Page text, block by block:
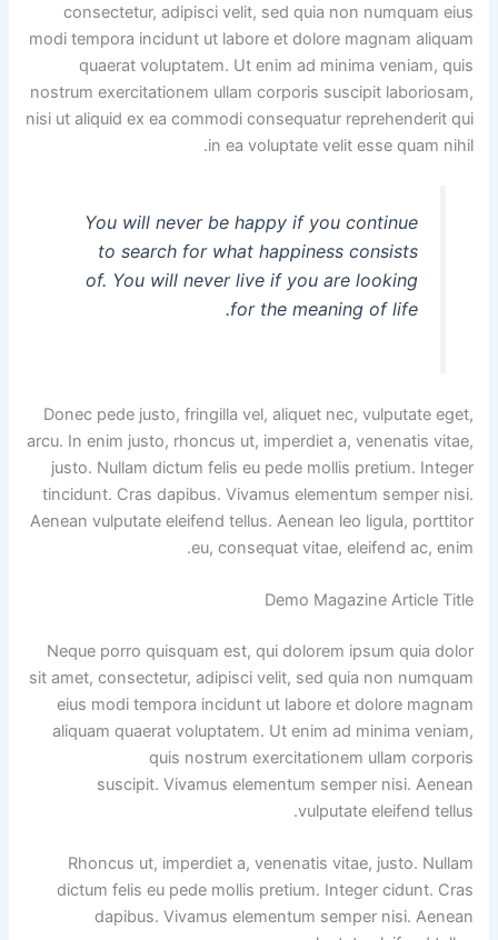
consectetur, adipisci velit, sed quia non numquam eius
modi tempora incidunt ut labore et dolore magnam aliquam
quaerat voluptatem. Ut enim ad minima veniam, quis
nostrum exercitationem ullam corporis suscipit laboriosam,
nisi ut aliquid ex ea commodi consequatur reprehenderit qui
in ea voluptate velit esse quam nihil.
You will never be happy if you continue
to search for what happiness consists
of. You will never live if you are looking
for the meaning of life.
Donec pede justo, fringilla vel, aliquet nec, vulputate eget,
arcu. In enim justo, rhoncus ut, imperdiet a, venenatis vitae,
justo. Nullam dictum felis eu pede mollis pretium. Integer
tincidunt. Cras dapibus. Vivamus elementum semper nisi.
Aenean vulputate eleifend tellus. Aenean leo ligula, porttitor
eu, consequat vitae, eleifend ac, enim.
Demo Magazine Article Title
Neque porro quisquam est, qui dolorem ipsum quia dolor
sit amet, consectetur, adipisci velit, sed quia non numquam
eius modi tempora incidunt ut labore et dolore magnam
aliquam quaerat voluptatem. Ut enim ad minima veniam,
quis nostrum exercitationem ullam corporis
suscipit. Vivamus elementum semper nisi. Aenean
vulputate eleifend tellus.
Rhoncus ut, imperdiet a, venenatis vitae, justo. Nullam
dictum felis eu pede mollis pretium. Integer cidunt. Cras
dapibus. Vivamus elementum semper nisi. Aenean